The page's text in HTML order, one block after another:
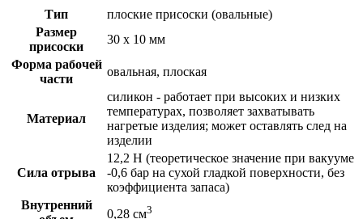
Тип
плоские присоски (овальные)
Размер
присоски
30 x 10 мм
Форма рабочей
части
овальная, плоская
Материал
силикон - работает при высоких и низких
температурах, позволяет захватывать
нагретые изделия; может оставлять след на
изделии
Сила отрыва
12,2 Н (теоретическое значение при вакууме
-0,6 бар на сухой гладкой поверхности, без
коэффициента запаса)
Внутренний
0,28 см3